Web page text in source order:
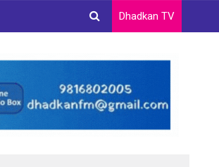
Dhadkan TV